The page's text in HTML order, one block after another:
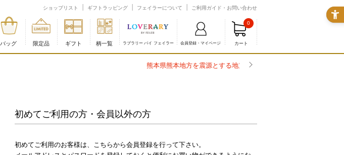
ショップリスト ギフトラッピング フェイラーについて ご利用ガイド・お問い合わせ
バッグ 限定品 ギフト 柄一覧 ラブラリー バイ フェイラー 会員登録・マイページ カート
0
初めてご利用の方・会員以外の方
初めてご利用のお客様は、こちらから会員登録を行って下さい。